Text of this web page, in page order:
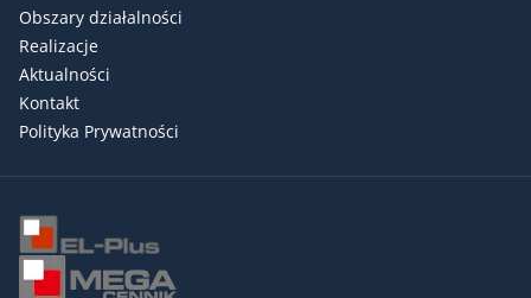
Obszary działalności
Realizacje
Aktualności
Kontakt
Polityka Prywatności